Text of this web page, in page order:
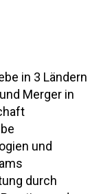
in 3 Ländern
Merger in
und
durch